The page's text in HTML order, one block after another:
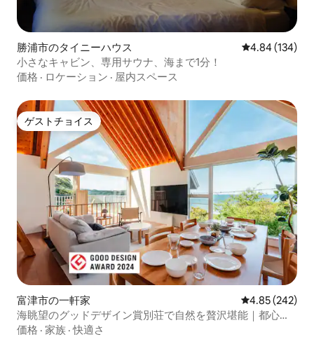
勝浦市のタイニーハウス レビュー134
4.84 (134)
小さなキャビン、専用サウナ、海まで1分！
価格 · ロケーション · 屋内スペース
ゲストチョイス
ゲストチョイス
富津市の一軒家 レビュー242
4.85 (242)
海眺望のグッドデザイン賞別荘で自然を贅沢堪能｜都心か
ら50分・サウナ・BBQ・ビーチアクセス
価格 · 家族 ·快適さ